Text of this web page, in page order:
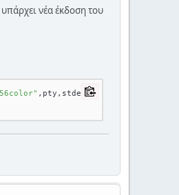
νέα έκδοση του
,pty,stderr